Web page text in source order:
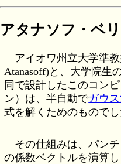
アタナソフ・ベ
アイオワ州立大学準
Atanasoff)と、大学院生
同で設計したこのコン
ン）は、半自動でガウ
式を解くためのものでし
その仕組みは、パン
の係数ベクトルを演算